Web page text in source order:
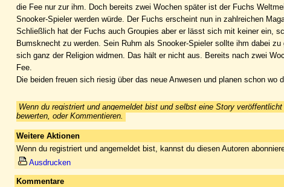
die Fee nur zur ihm. Doch bereits zwei Wochen später ist der Fuchs
Snooker-Spieler werden würde. Der Fuchs erscheint nun in zahlreichen
Schließlich hat der Fuchs auch Groupies aber er lässt sich mit keiner ein,
Bumsknecht zu werden. Sein Ruhm als Snooker-Spieler sollte ihm dabei
sich ganz der Religion widmen. Das hält er nicht aus. Bereits nach zwei
Fee.
Die beiden freuen sich riesig über das neue Anwesen und planen schon
Wenn du registriert und angemeldet bist und selbst eine Story
bewerten, oder Kommentieren.
Weitere Aktionen
Wenn du registriert und angemeldet bist, kannst du diesen Autoren
Ausdrucken
Kommentare